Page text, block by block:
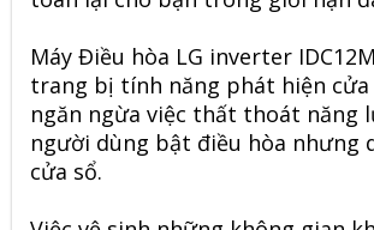
Máy Điều hòa LG inverter
trang bị tính năng phát hiện
ngăn ngừa việc thất thoát năng
người dùng bật điều hòa nhưng
cửa sổ.